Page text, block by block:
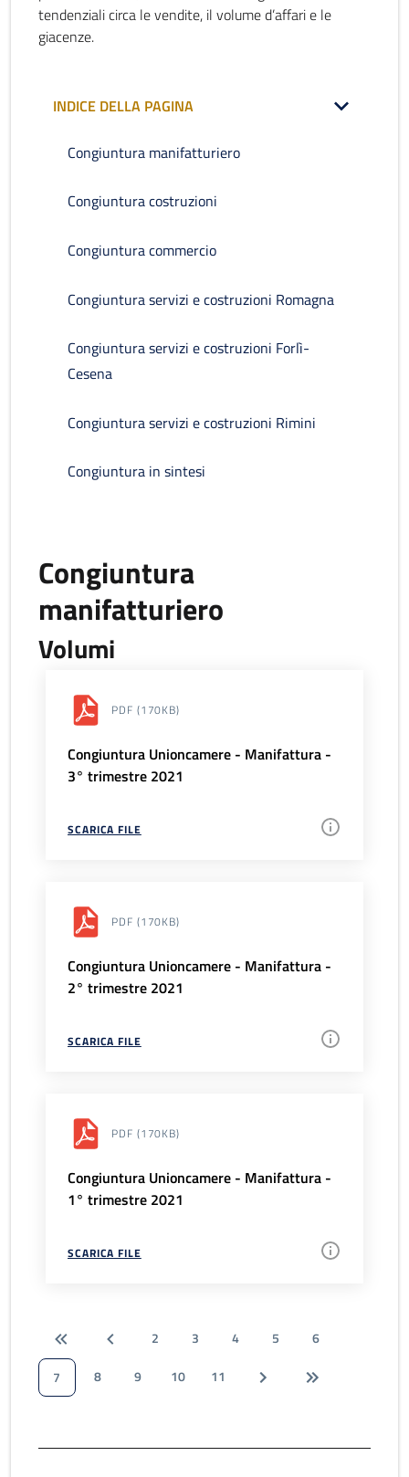
tendenziali circa le vendite, il volume d’affari e le
giacenze.
INDICE DELLA PAGINA
Congiuntura manifatturiero
Congiuntura costruzioni
Congiuntura commercio
Congiuntura servizi e costruzioni Romagna
Congiuntura servizi e costruzioni Forlì-
Cesena
Congiuntura servizi e costruzioni Rimini
Congiuntura in sintesi
Congiuntura
manifatturiero
Volumi
PDF (170KB)
Congiuntura Unioncamere - Manifattura -
3° trimestre 2021
SCARICA FILE
PDF (170KB)
Congiuntura Unioncamere - Manifattura -
2° trimestre 2021
SCARICA FILE
PDF (170KB)
Congiuntura Unioncamere - Manifattura -
1° trimestre 2021
SCARICA FILE
2 3 4 5
6
7
8 9 10 11